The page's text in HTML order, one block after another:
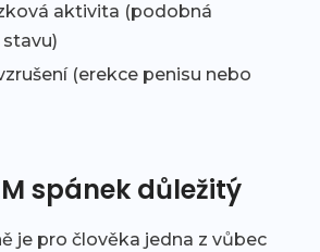
aktivita (podobná
(erekce penisu nebo
spánek důležitý
je pro člověka jedna z vůbec